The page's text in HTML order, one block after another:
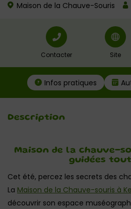
Maison de la Chauve-Souris
Contacter Site
Infos pratiques
Description
Maison de la chauve-
guidées tout
Cet été, percez les secrets des
La Maison de la Chauve-souris à
découvrir son espace